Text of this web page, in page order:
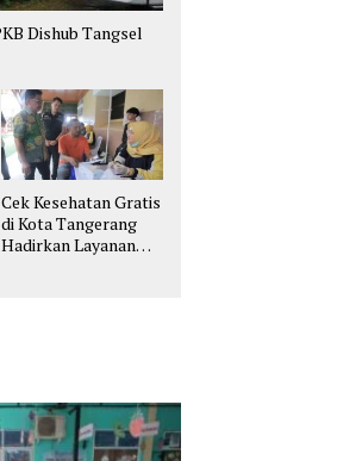
Dishub Tangsel
Cek Kesehatan Gratis
di Kota Tangerang
Hadirkan Layanan